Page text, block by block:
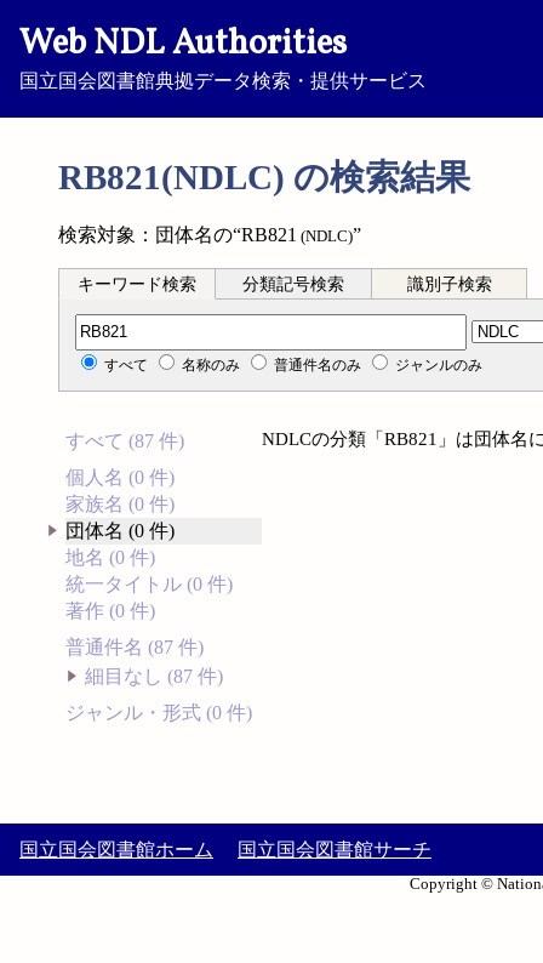
Web NDL Authorities
国立国会図書館典拠データ検索・提供サービス
RB821(NDLC) の検索結果
検索対象：団体名の“RB821 (NDLC)”
キーワード検索 分類記号検索 識別子検索
分類記号検索
すべて 名称のみ 普通件名のみ ジャンルのみ
すべて (87 件)
個人名 (0 件)
家族名 (0 件)
団体名 (0 件)
地名 (0 件)
統一タイトル (0 件)
著作 (0 件)
普通件名 (87 件)
細目なし (87 件)
ジャンル・形式 (0 件)
NDLCの分類「RB821」は団体名
国立国会図書館ホーム 国立国会図書館サーチ
Copyright ©